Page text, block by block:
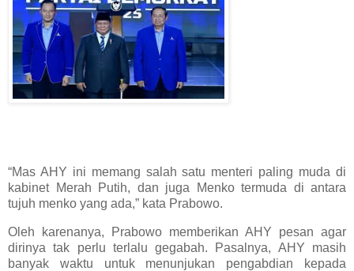
“Mas AHY ini memang salah satu menteri paling muda di
kabinet Merah Putih, dan juga Menko termuda di antara
tujuh menko yang ada,” kata Prabowo.
Oleh karenanya, Prabowo memberikan AHY pesan agar
dirinya tak perlu terlalu gegabah. Pasalnya, AHY masih
banyak waktu untuk menunjukan pengabdian kepada